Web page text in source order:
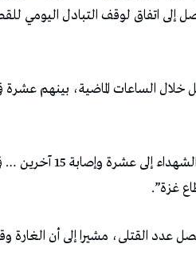
إلى اتفاق لوقف التبادل اليومي
غزة مقتل 18 شخصا على الأقل خلال الساعات الماضية،
وأكد مصدر طبي في مستشفى
غزة”.
عدد القتلى، مشيرا إلى أن